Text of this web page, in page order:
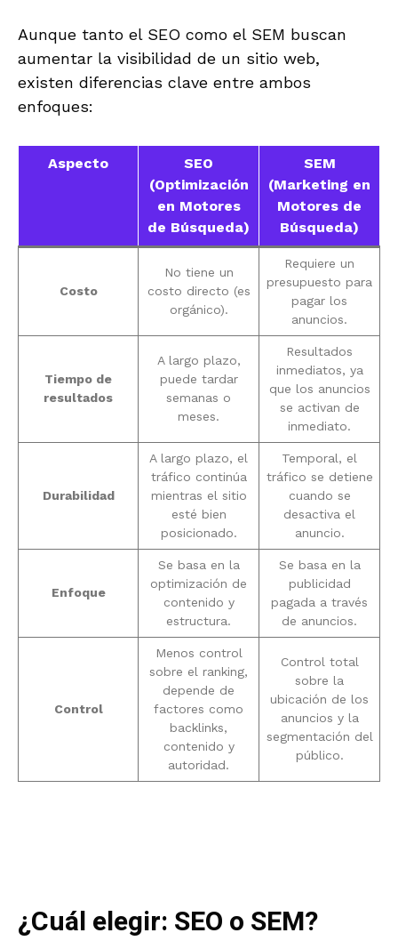
Aunque tanto el SEO como el SEM buscan
aumentar la visibilidad de un sitio web,
existen diferencias clave entre ambos
enfoques:
Aspecto
SEO
(Optimización
en Motores
de Búsqueda)
SEM
(Marketing en
Motores de
Búsqueda)
Costo
No tiene un
costo directo (es
orgánico).
Requiere un
presupuesto para
pagar los
anuncios.
Tiempo de
resultados
A largo plazo,
puede tardar
semanas o
meses.
Resultados
inmediatos, ya
que los anuncios
se activan de
inmediato.
Durabilidad
A largo plazo, el
tráfico continúa
mientras el sitio
esté bien
posicionado.
Temporal, el
tráfico se detiene
cuando se
desactiva el
anuncio.
Enfoque
Se basa en la
optimización de
contenido y
estructura.
Se basa en la
publicidad
pagada a través
de anuncios.
Control
Menos control
sobre el ranking,
depende de
factores como
backlinks,
contenido y
autoridad.
Control total
sobre la
ubicación de los
anuncios y la
segmentación del
público.
¿Cuál elegir: SEO o SEM?